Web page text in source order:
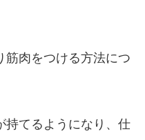
筋肉をつける方法につ
持てるようになり、仕